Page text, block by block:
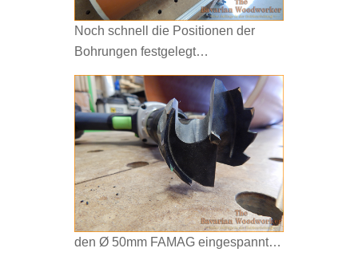
Noch schnell die Positionen der
Bohrungen festgelegt…
den Ø 50mm FAMAG eingespannt…